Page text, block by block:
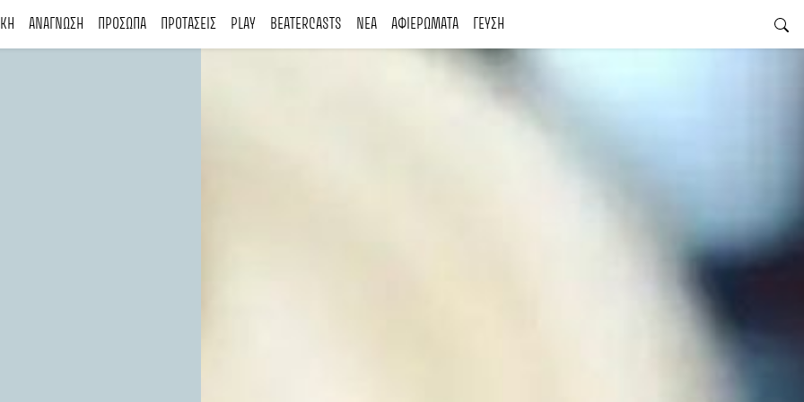
ΑΝΑΓΝΩΣΗ ΠΡΟΣΩΠΑ ΠΡΟΤΑΣΕΙΣ PLAY BEATERCASTS ΝΕΑ ΑΦΙΕΡΩΜΑΤΑ ΓΕΥΣΗ